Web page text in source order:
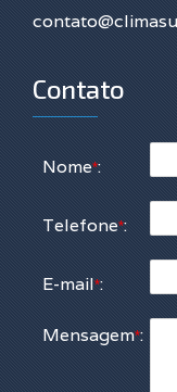
Contato
Nome*:
Telefone*:
E-mail*:
Mensagem*: